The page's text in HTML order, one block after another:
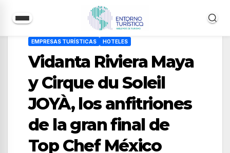
contenido
EMPRESAS TURÍSTICAS HOTELES
Vidanta Riviera Maya
y Cirque du Soleil
JOYÀ, los anfitriones
de la gran final de
Top Chef México